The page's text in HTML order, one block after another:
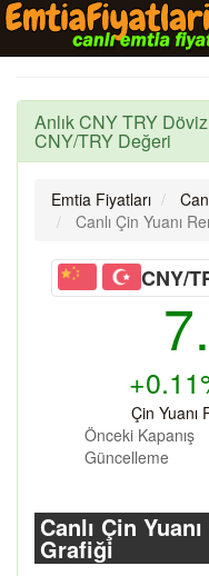
Anlık CNY TRY
CNY/TRY Değeri
Emtia Fiyatları
Canlı Çin Yuanı
CNY/
Çin Yuanı
Önceki Kapanış
Güncelleme
Canlı Çin
Grafiği